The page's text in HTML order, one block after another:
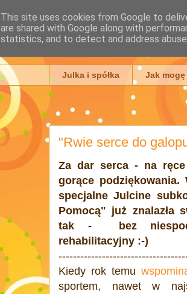
Julia
Julka i spółka Jak
"Rwie serce do
Za dar serca - na
gorące podziękowania.
specjalne Julcine
Pomocą" już znalazła
tak - bez
rehabilitacyjny :-)
Kiedy rok temu
sportem, nawet w
This site uses cookies from Google to
are shared with Google along with
statistics, and to detect and address